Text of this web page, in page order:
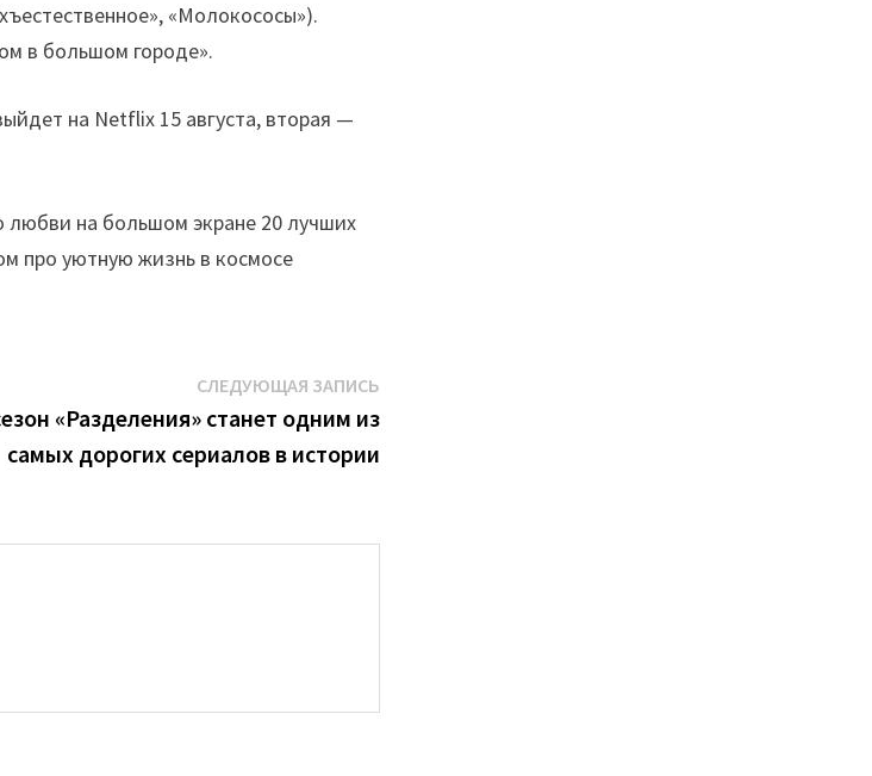
«Молокососы»).
в большом городе».
на Netflix 15 августа, вторая —
любви на большом экране 20 лучших
про уютную жизнь в космосе
СЛЕДУЮЩАЯ ЗАПИСЬСледующая
запись:
«Разделения» станет одним из
самых дорогих сериалов в истории